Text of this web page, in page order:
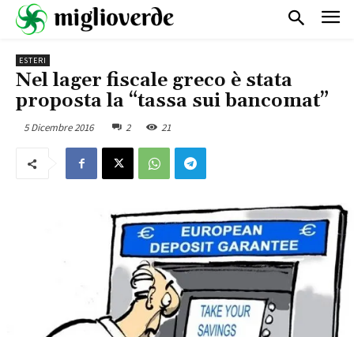
ESTERI
Nel lager fiscale greco è stata
proposta la “tassa sui bancomat”
5 Dicembre 2016 2 21